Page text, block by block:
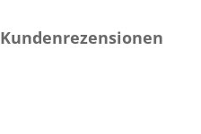
Kundenrezensionen